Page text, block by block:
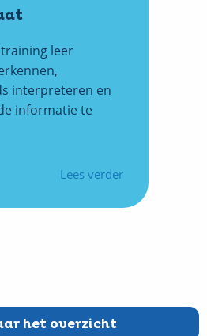
leer
interpreteren en
informatie te
Lees verder
Training
het overzicht